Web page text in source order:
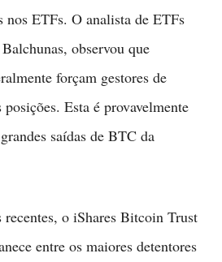
nos ETFs. O analista de ETFs
observou que
forçam gestores de
Esta é provavelmente
saídas de BTC da
recentes, o iShares Bitcoin Trust
entre os maiores detentores